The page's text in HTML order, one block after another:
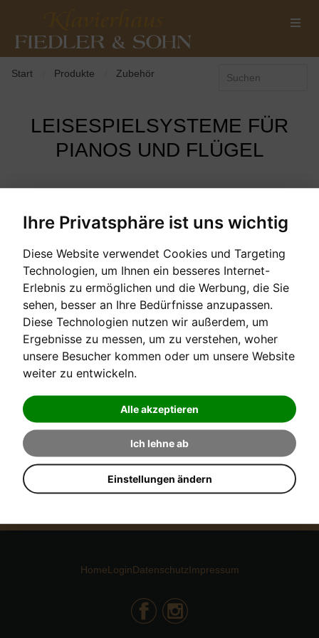
Ihre Privatsphäre ist uns wichtig
Diese Website verwendet Cookies und Targeting
Technologien, um Ihnen ein besseres Internet-
Erlebnis zu ermöglichen und die Werbung, die Sie
sehen, besser an Ihre Bedürfnisse anzupassen.
Diese Technologien nutzen wir außerdem, um
Ergebnisse zu messen, um zu verstehen, woher
unsere Besucher kommen oder um unsere Website
weiter zu entwickeln.
Alle akzeptieren
Ich lehne ab
Einstellungen ändern
Start Produkte Zubehör
LEISESPIELSYSTEME FÜR
PIANOS UND FLÜGEL
KEIN EINTRAG GEFUNDEN!
NEWSLETTER ANMELDUNG
Digitalpiano
Stimmerinnerung
Konzertinformationen
ABONNIEREN
HomeLoginDatenschutzImpressum